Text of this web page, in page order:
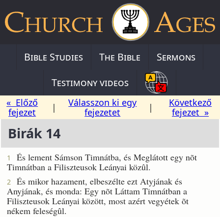
Bible Studies The Bible
Sermons
Testimony videos
« Előző
fejezet
|
Válasszon ki egy
fejezetet
|
Következő
fejezet »
Birák 14
1
És lement Sámson Timnátba, és Meglátott egy nõt
Timnátban a Filiszteusok Leányai közûl.
2
És mikor hazament, elbeszélte ezt Atyjának és
Anyjának, és monda: Egy nõt Láttam Timnátban a
Filiszteusok Leányai között, most azért vegyétek õt
nékem feleségûl.